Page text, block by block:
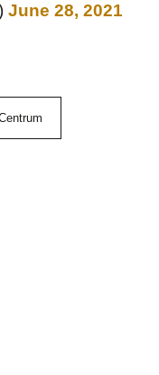
June 28, 2021